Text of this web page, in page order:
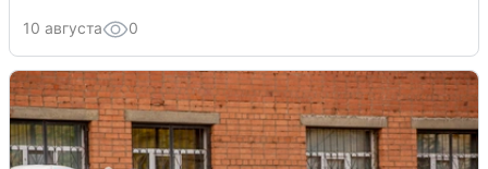
10 августа 0